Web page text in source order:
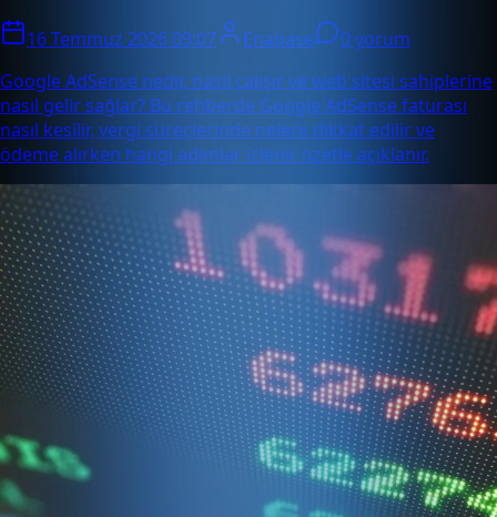
16 Temmuz 2026 09:07 Enabase
0 yorum
Google AdSense nedir, nasıl çalışır ve web sitesi sahiplerine
nasıl gelir sağlar? Bu rehberde Google AdSense faturası
nasıl kesilir, vergi süreçlerinde nelere dikkat edilir ve
ödeme alırken hangi adımlar izlenir özetle açıklanır.